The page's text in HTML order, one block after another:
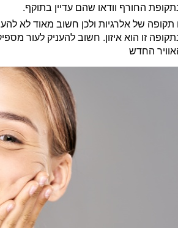
החורף וודאו שהם עדיין בתוקף.
תקופה של אלרגיות ולכן חשוב מאוד לא
זו הוא איזון. חשוב להעניק לעור
החדש